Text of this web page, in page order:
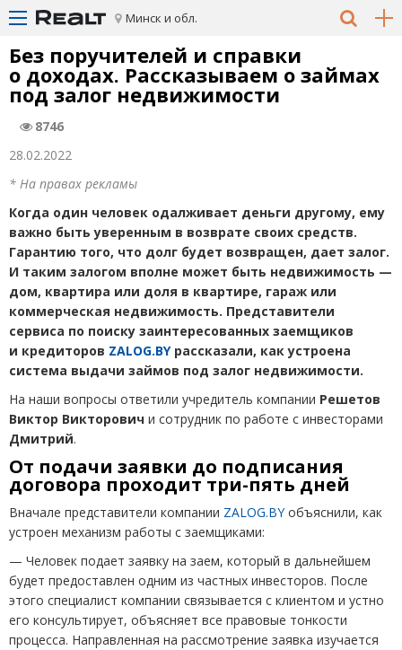
Минск и обл.
Без поручителей и справки
о доходах. Рассказываем о займах
под залог недвижимости
8746
28.02.2022
* На правах рекламы
Когда один человек одалживает деньги другому, ему
важно быть уверенным в возврате своих средств.
Гарантию того, что долг будет возвращен, дает залог.
И таким залогом вполне может быть недвижимость —
дом, квартира или доля в квартире, гараж или
коммерческая недвижимость. Представители
сервиса по поиску заинтересованных заемщиков
и кредиторов ZALOG.BYрассказали, как устроена
система выдачи займов под залог недвижимости.
На наши вопросы ответили учредитель компании Решетов
Виктор Викторович и сотрудник по работе с инвесторами
Дмитрий.
От подачи заявки до подписания
договора проходит три-пять дней
Вначале представители компании ZALOG.BYобъяснили, как
устроен механизм работы с заемщиками:
— Человек подает заявку на заем, который в дальнейшем
будет предоставлен одним из частных инвесторов. После
этого специалист компании связывается с клиентом и устно
его консультирует, объясняет все правовые тонкости
процесса. Направленная на рассмотрение заявка изучается